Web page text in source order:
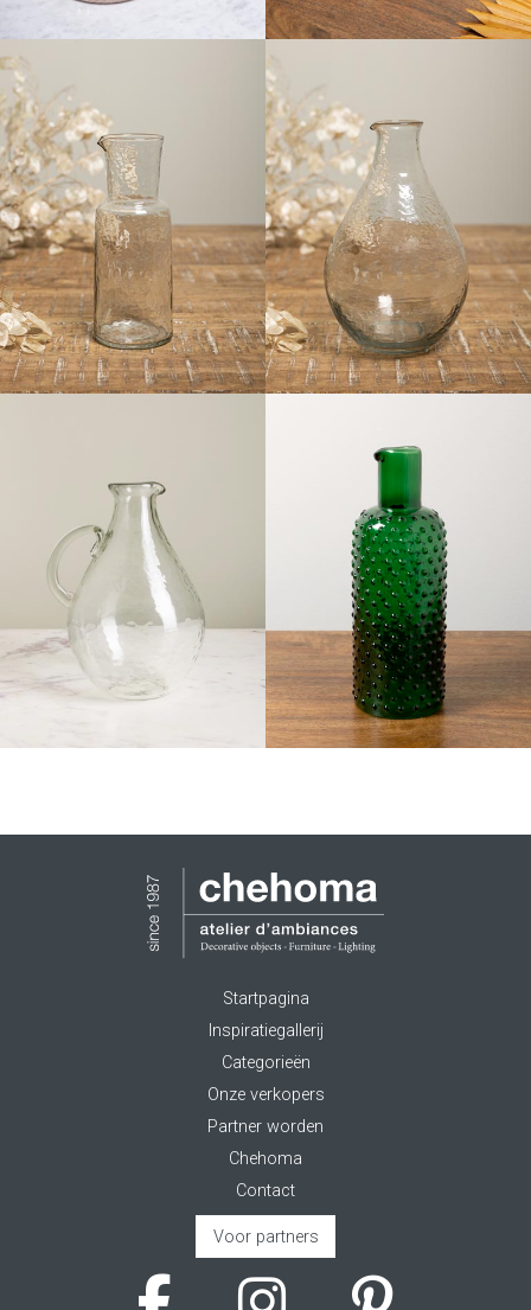
Startpagina
Inspiratiegallerij
Categorieën
Onze verkopers
Partner worden
Chehoma
Contact
Voor partners